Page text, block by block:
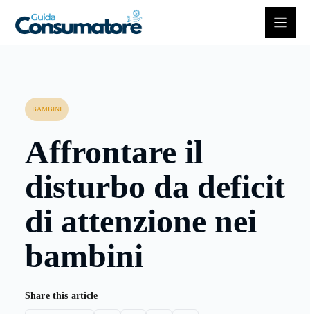
BAMBINI
Affrontare il
disturbo da deficit
di attenzione nei
bambini
Share this article